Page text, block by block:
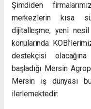
Şimdiden
merkezlerin kısa
dijitalleşme, yeni
konularında
destekçisi
başladığı Mersin
Mersin iş dünyası
ilerlemektedir.